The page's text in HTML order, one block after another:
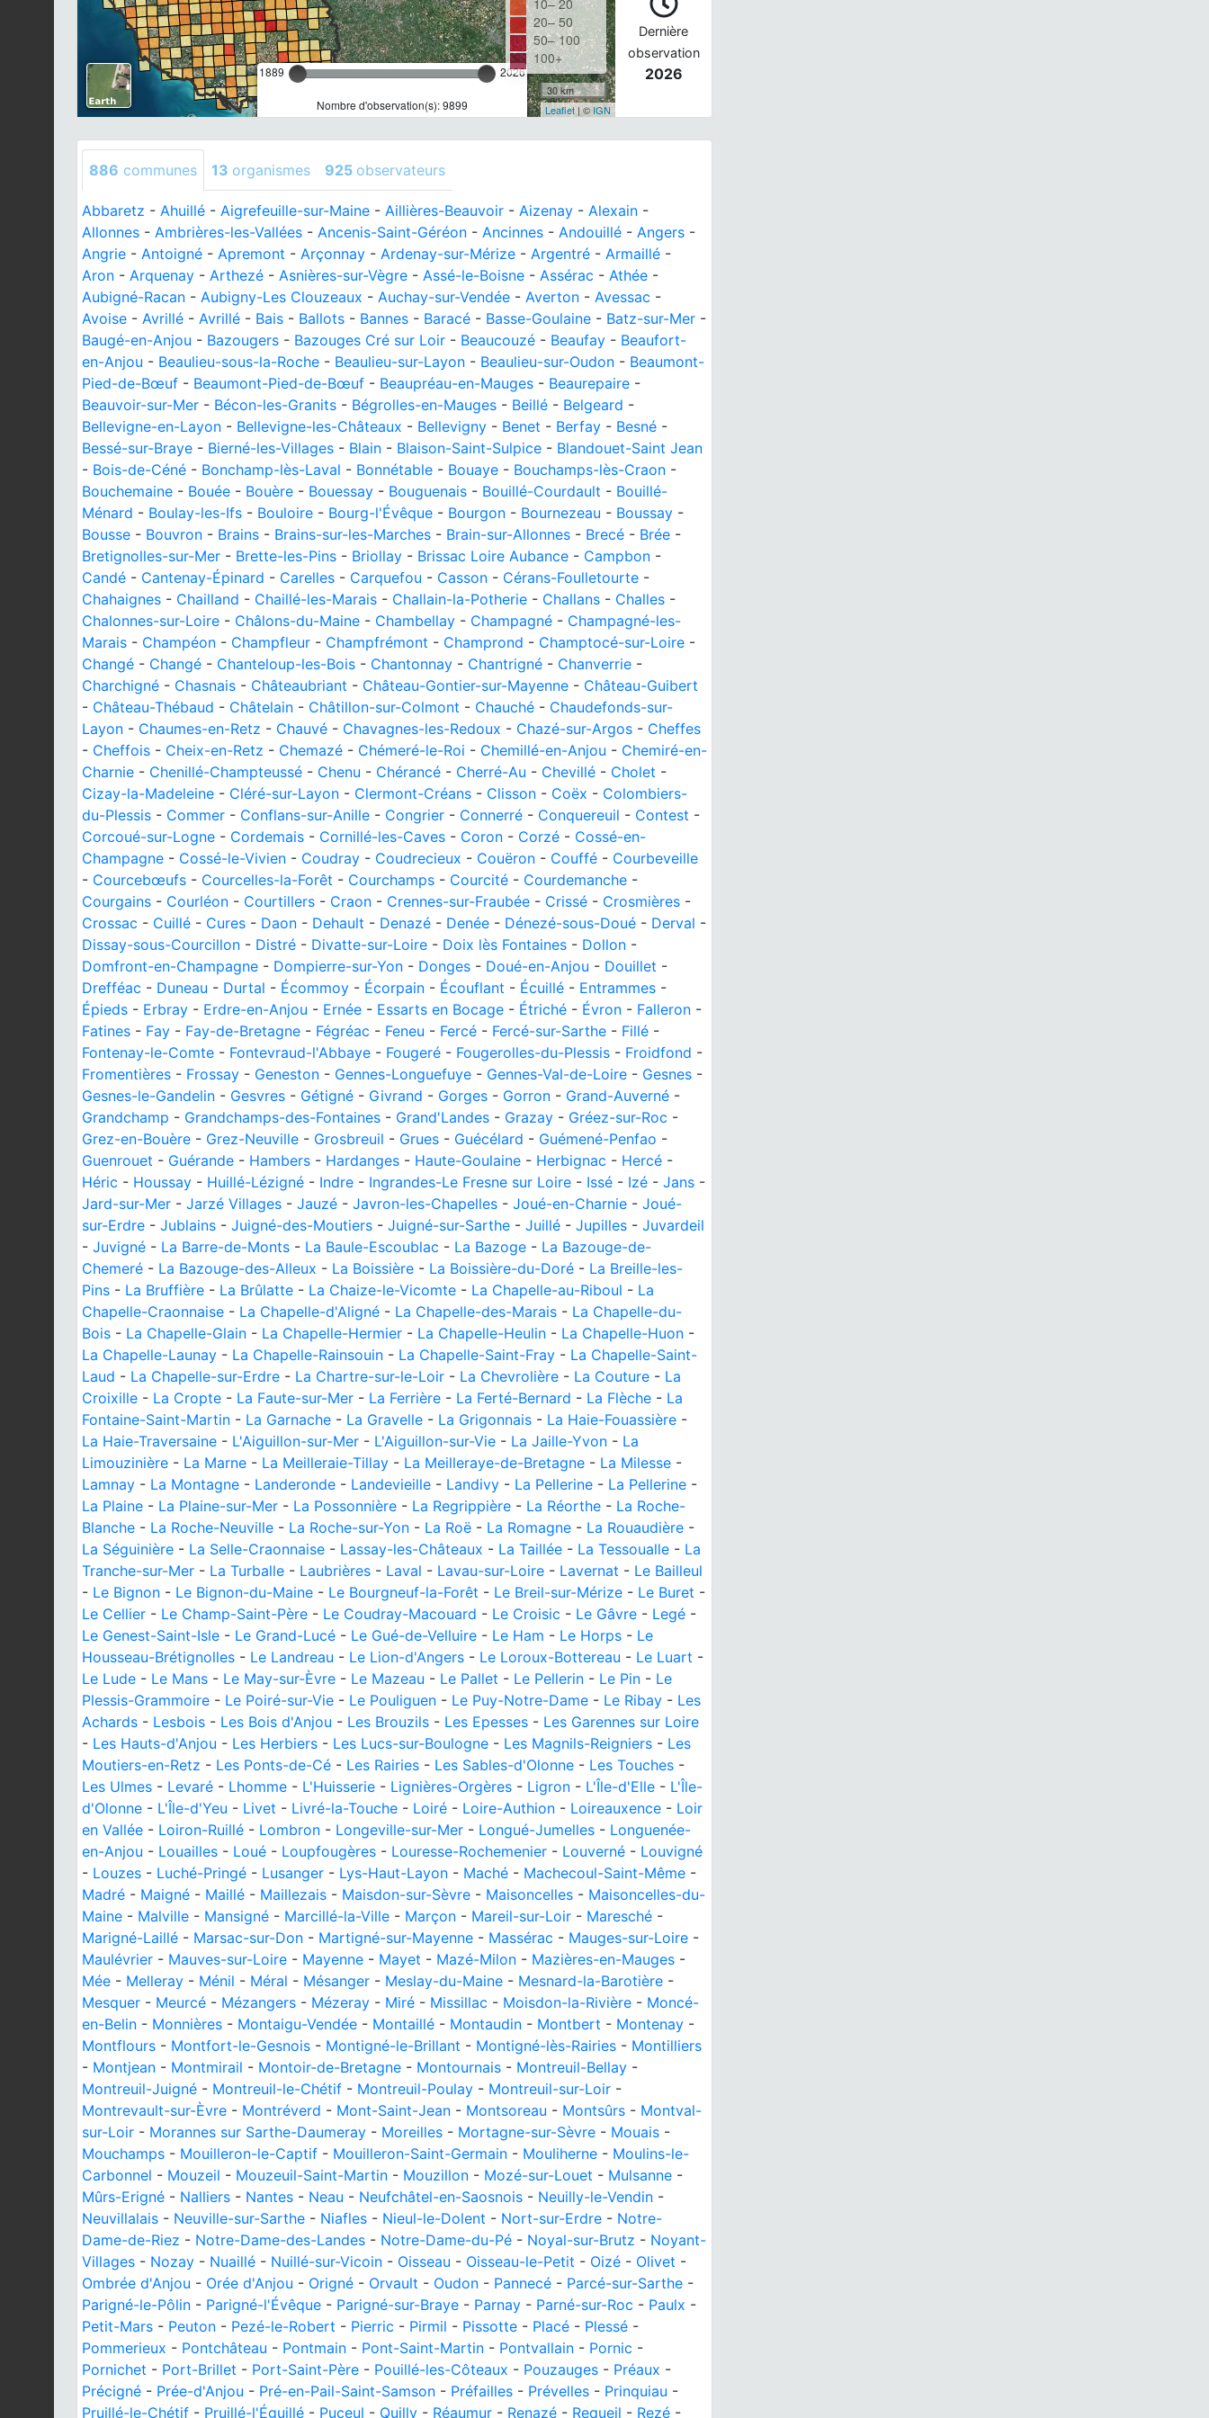
1889 2026
Nombre d'observation(s): 9899
20– 50
50– 100
100+
30 km
Leaflet| © IGN
Dernière
observation
2026
886 communes 13 organismes 925 observateurs
Abbaretz - Ahuillé - Aigrefeuille-sur-Maine - Aillières-Beauvoir - Aizenay - Alexain -
Allonnes - Ambrières-les-Vallées - Ancenis-Saint-Géréon - Ancinnes - Andouillé - Angers -
Angrie - Antoigné - Apremont - Arçonnay - Ardenay-sur-Mérize - Argentré - Armaillé -
Aron - Arquenay - Arthezé - Asnières-sur-Vègre - Assé-le-Boisne - Assérac - Athée -
Aubigné-Racan - Aubigny-Les Clouzeaux - Auchay-sur-Vendée - Averton - Avessac -
Avoise - Avrillé - Avrillé - Bais - Ballots - Bannes - Baracé - Basse-Goulaine - Batz-sur-Mer -
Baugé-en-Anjou - Bazougers - Bazouges Cré sur Loir - Beaucouzé - Beaufay - Beaufort-
en-Anjou - Beaulieu-sous-la-Roche - Beaulieu-sur-Layon - Beaulieu-sur-Oudon - Beaumont-
Pied-de-Bœuf - Beaumont-Pied-de-Bœuf - Beaupréau-en-Mauges - Beaurepaire -
Beauvoir-sur-Mer - Bécon-les-Granits - Bégrolles-en-Mauges - Beillé - Belgeard -
Bellevigne-en-Layon - Bellevigne-les-Châteaux - Bellevigny - Benet - Berfay - Besné -
Bessé-sur-Braye - Bierné-les-Villages - Blain - Blaison-Saint-Sulpice - Blandouet-Saint Jean
- Bois-de-Céné - Bonchamp-lès-Laval - Bonnétable - Bouaye - Bouchamps-lès-Craon -
Bouchemaine - Bouée - Bouère - Bouessay - Bouguenais - Bouillé-Courdault - Bouillé-
Ménard - Boulay-les-Ifs - Bouloire - Bourg-l'Évêque - Bourgon - Bournezeau - Boussay -
Bousse - Bouvron - Brains - Brains-sur-les-Marches - Brain-sur-Allonnes - Brecé - Brée -
Bretignolles-sur-Mer - Brette-les-Pins - Briollay - Brissac Loire Aubance - Campbon -
Candé - Cantenay-Épinard - Carelles - Carquefou - Casson - Cérans-Foulletourte -
Chahaignes - Chailland - Chaillé-les-Marais - Challain-la-Potherie - Challans - Challes -
Chalonnes-sur-Loire - Châlons-du-Maine - Chambellay - Champagné - Champagné-les-
Marais - Champéon - Champfleur - Champfrémont - Champrond - Champtocé-sur-Loire -
Changé - Changé - Chanteloup-les-Bois - Chantonnay - Chantrigné - Chanverrie -
Charchigné - Chasnais - Châteaubriant - Château-Gontier-sur-Mayenne - Château-Guibert
- Château-Thébaud - Châtelain - Châtillon-sur-Colmont - Chauché - Chaudefonds-sur-
Layon - Chaumes-en-Retz - Chauvé - Chavagnes-les-Redoux - Chazé-sur-Argos - Cheffes
- Cheffois - Cheix-en-Retz - Chemazé - Chémeré-le-Roi - Chemillé-en-Anjou - Chemiré-en-
Charnie - Chenillé-Champteussé - Chenu - Chérancé - Cherré-Au - Chevillé - Cholet -
Cizay-la-Madeleine - Cléré-sur-Layon - Clermont-Créans - Clisson - Coëx - Colombiers-
du-Plessis - Commer - Conflans-sur-Anille - Congrier - Connerré - Conquereuil - Contest -
Corcoué-sur-Logne - Cordemais - Cornillé-les-Caves - Coron - Corzé - Cossé-en-
Champagne - Cossé-le-Vivien - Coudray - Coudrecieux - Couëron - Couffé - Courbeveille
- Courcebœufs - Courcelles-la-Forêt - Courchamps - Courcité - Courdemanche -
Courgains - Courléon - Courtillers - Craon - Crennes-sur-Fraubée - Crissé - Crosmières -
Crossac - Cuillé - Cures - Daon - Dehault - Denazé - Denée - Dénezé-sous-Doué - Derval -
Dissay-sous-Courcillon - Distré - Divatte-sur-Loire - Doix lès Fontaines - Dollon -
Domfront-en-Champagne - Dompierre-sur-Yon - Donges - Doué-en-Anjou - Douillet -
Drefféac - Duneau - Durtal - Écommoy - Écorpain - Écouflant - Écuillé - Entrammes -
Épieds - Erbray - Erdre-en-Anjou - Ernée - Essarts en Bocage - Étriché - Évron - Falleron -
Fatines - Fay - Fay-de-Bretagne - Fégréac - Feneu - Fercé - Fercé-sur-Sarthe - Fillé -
Fontenay-le-Comte - Fontevraud-l'Abbaye - Fougeré - Fougerolles-du-Plessis - Froidfond -
Fromentières - Frossay - Geneston - Gennes-Longuefuye - Gennes-Val-de-Loire - Gesnes -
Gesnes-le-Gandelin - Gesvres - Gétigné - Givrand - Gorges - Gorron - Grand-Auverné -
Grandchamp - Grandchamps-des-Fontaines - Grand'Landes - Grazay - Gréez-sur-Roc -
Grez-en-Bouère - Grez-Neuville - Grosbreuil - Grues - Guécélard - Guémené-Penfao -
Guenrouet - Guérande - Hambers - Hardanges - Haute-Goulaine - Herbignac - Hercé -
Héric - Houssay - Huillé-Lézigné - Indre - Ingrandes-Le Fresne sur Loire - Issé - Izé - Jans -
Jard-sur-Mer - Jarzé Villages - Jauzé - Javron-les-Chapelles - Joué-en-Charnie - Joué-
sur-Erdre - Jublains - Juigné-des-Moutiers - Juigné-sur-Sarthe - Juillé - Jupilles - Juvardeil
- Juvigné - La Barre-de-Monts - La Baule-Escoublac - La Bazoge - La Bazouge-de-
Chemeré - La Bazouge-des-Alleux - La Boissière - La Boissière-du-Doré - La Breille-les-
Pins - La Bruffière - La Brûlatte - La Chaize-le-Vicomte - La Chapelle-au-Riboul - La
Chapelle-Craonnaise - La Chapelle-d'Aligné - La Chapelle-des-Marais - La Chapelle-du-
Bois - La Chapelle-Glain - La Chapelle-Hermier - La Chapelle-Heulin - La Chapelle-Huon -
La Chapelle-Launay - La Chapelle-Rainsouin - La Chapelle-Saint-Fray - La Chapelle-Saint-
Laud - La Chapelle-sur-Erdre - La Chartre-sur-le-Loir - La Chevrolière - La Couture - La
Croixille - La Cropte - La Faute-sur-Mer - La Ferrière - La Ferté-Bernard - La Flèche - La
Fontaine-Saint-Martin - La Garnache - La Gravelle - La Grigonnais - La Haie-Fouassière -
La Haie-Traversaine - L'Aiguillon-sur-Mer - L'Aiguillon-sur-Vie - La Jaille-Yvon - La
Limouzinière - La Marne - La Meilleraie-Tillay - La Meilleraye-de-Bretagne - La Milesse -
Lamnay - La Montagne - Landeronde - Landevieille - Landivy - La Pellerine - La Pellerine -
La Plaine - La Plaine-sur-Mer - La Possonnière - La Regrippière - La Réorthe - La Roche-
Blanche - La Roche-Neuville - La Roche-sur-Yon - La Roë - La Romagne - La Rouaudière -
La Séguinière - La Selle-Craonnaise - Lassay-les-Châteaux - La Taillée - La Tessoualle - La
Tranche-sur-Mer - La Turballe - Laubrières - Laval - Lavau-sur-Loire - Lavernat - Le Bailleul
- Le Bignon - Le Bignon-du-Maine - Le Bourgneuf-la-Forêt - Le Breil-sur-Mérize - Le Buret -
Le Cellier - Le Champ-Saint-Père - Le Coudray-Macouard - Le Croisic - Le Gâvre - Legé -
Le Genest-Saint-Isle - Le Grand-Lucé - Le Gué-de-Velluire - Le Ham - Le Horps - Le
Housseau-Brétignolles - Le Landreau - Le Lion-d'Angers - Le Loroux-Bottereau - Le Luart -
Le Lude - Le Mans - Le May-sur-Èvre - Le Mazeau - Le Pallet - Le Pellerin - Le Pin - Le
Plessis-Grammoire - Le Poiré-sur-Vie - Le Pouliguen - Le Puy-Notre-Dame - Le Ribay - Les
Achards - Lesbois - Les Bois d'Anjou - Les Brouzils - Les Epesses - Les Garennes sur Loire
- Les Hauts-d'Anjou - Les Herbiers - Les Lucs-sur-Boulogne - Les Magnils-Reigniers - Les
Moutiers-en-Retz - Les Ponts-de-Cé - Les Rairies - Les Sables-d'Olonne - Les Touches -
Les Ulmes - Levaré - Lhomme - L'Huisserie - Lignières-Orgères - Ligron - L'Île-d'Elle - L'Île-
d'Olonne - L'Île-d'Yeu - Livet - Livré-la-Touche - Loiré - Loire-Authion - Loireauxence - Loir
en Vallée - Loiron-Ruillé - Lombron - Longeville-sur-Mer - Longué-Jumelles - Longuenée-
en-Anjou - Louailles - Loué - Loupfougères - Louresse-Rochemenier - Louverné - Louvigné
- Louzes - Luché-Pringé - Lusanger - Lys-Haut-Layon - Maché - Machecoul-Saint-Même -
Madré - Maigné - Maillé - Maillezais - Maisdon-sur-Sèvre - Maisoncelles - Maisoncelles-du-
Maine - Malville - Mansigné - Marcillé-la-Ville - Marçon - Mareil-sur-Loir - Maresché -
Marigné-Laillé - Marsac-sur-Don - Martigné-sur-Mayenne - Massérac - Mauges-sur-Loire -
Maulévrier - Mauves-sur-Loire - Mayenne - Mayet - Mazé-Milon - Mazières-en-Mauges -
Mée - Melleray - Ménil - Méral - Mésanger - Meslay-du-Maine - Mesnard-la-Barotière -
Mesquer - Meurcé - Mézangers - Mézeray - Miré - Missillac - Moisdon-la-Rivière - Moncé-
en-Belin - Monnières - Montaigu-Vendée - Montaillé - Montaudin - Montbert - Montenay -
Montflours - Montfort-le-Gesnois - Montigné-le-Brillant - Montigné-lès-Rairies - Montilliers
- Montjean - Montmirail - Montoir-de-Bretagne - Montournais - Montreuil-Bellay -
Montreuil-Juigné - Montreuil-le-Chétif - Montreuil-Poulay - Montreuil-sur-Loir -
Montrevault-sur-Èvre - Montréverd - Mont-Saint-Jean - Montsoreau - Montsûrs - Montval-
sur-Loir - Morannes sur Sarthe-Daumeray - Moreilles - Mortagne-sur-Sèvre - Mouais -
Mouchamps - Mouilleron-le-Captif - Mouilleron-Saint-Germain - Mouliherne - Moulins-le-
Carbonnel - Mouzeil - Mouzeuil-Saint-Martin - Mouzillon - Mozé-sur-Louet - Mulsanne -
Mûrs-Erigné - Nalliers - Nantes - Neau - Neufchâtel-en-Saosnois - Neuilly-le-Vendin -
Neuvillalais - Neuville-sur-Sarthe - Niafles - Nieul-le-Dolent - Nort-sur-Erdre - Notre-
Dame-de-Riez - Notre-Dame-des-Landes - Notre-Dame-du-Pé - Noyal-sur-Brutz - Noyant-
Villages - Nozay - Nuaillé - Nuillé-sur-Vicoin - Oisseau - Oisseau-le-Petit - Oizé - Olivet -
Ombrée d'Anjou - Orée d'Anjou - Origné - Orvault - Oudon - Pannecé - Parcé-sur-Sarthe -
Parigné-le-Pôlin - Parigné-l'Évêque - Parigné-sur-Braye - Parnay - Parné-sur-Roc - Paulx -
Petit-Mars - Peuton - Pezé-le-Robert - Pierric - Pirmil - Pissotte - Placé - Plessé -
Pommerieux - Pontchâteau - Pontmain - Pont-Saint-Martin - Pontvallain - Pornic -
Pornichet - Port-Brillet - Port-Saint-Père - Pouillé-les-Côteaux - Pouzauges - Préaux -
Précigné - Prée-d'Anjou - Pré-en-Pail-Saint-Samson - Préfailles - Prévelles - Prinquiau -
Pruillé-le-Chétif - Pruillé-l'Éguillé - Puceul - Quilly - Réaumur - Renazé - Requeil - Rezé -